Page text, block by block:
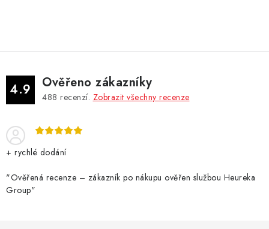
á
d
a
c
p
r
k
y
4.9 Ověřeno zákazníky
488 recenzí. Zobrazit všechny recenze
+ rychlé dodání
"Ověřená recenze – zákazník po nákupu ověřen službou Heureka
Group"